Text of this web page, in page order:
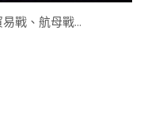
戰、航母戰…